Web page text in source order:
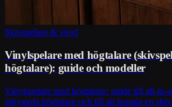
Skivspelare & vinyl
Vinylspelare med högtalare
högtalare): guide och modeller
Vinylspelare med högtalare: guide till all-in-
inbyggda högtalare och till att koppla en